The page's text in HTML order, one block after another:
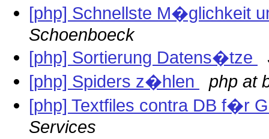
[php] Schnellste M�glichkeit
Schoenboeck
[php] Sortierung Datens�tze
[php] Spiders z�hlen
php at
[php] Textfiles contra DB f�r
Services